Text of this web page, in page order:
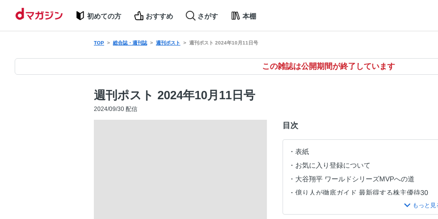
初めての方 おすすめ さがす 本棚
TOP 総合誌・週刊誌 週刊ポスト 週刊ポスト 2024年10月11日号
この雑誌は公開期間が終了しています
週刊ポスト 2024年10月11日号
2024/09/30 配信
目次
表紙
お気に入り登録について
大谷翔平 ワールドシリーズMVPへの道
億り人が徹底ガイド 最新得する株主優待30
『スチュワーデス物語』堀ちえみが明かす40